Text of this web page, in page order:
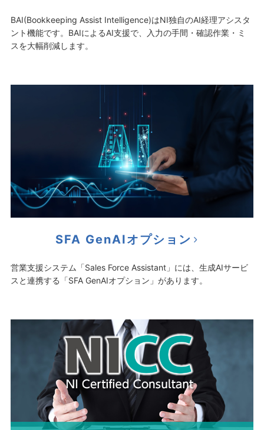
BAI(Bookkeeping Assist Intelligence)はNI独自のAI経理アシスタ
ント機能です。BAIによるAI支援で、入力の手間・確認作業・ミ
スを大幅削減します。
SFA GenAIオプション
営業支援システム「Sales Force Assistant」には、生成AIサービ
スと連携する「SFA GenAIオプション」があります。